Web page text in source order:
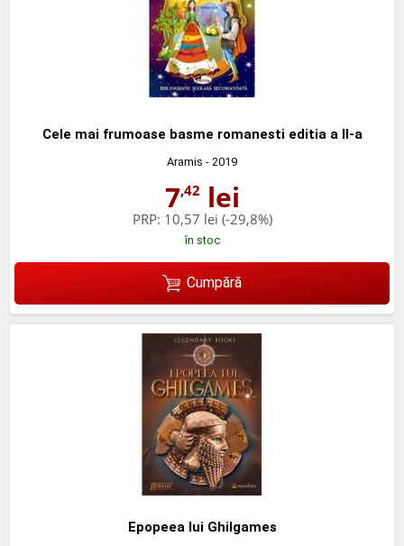
Cele mai frumoase basme romanesti editia a II-a
Aramis - 2019
7,42lei
PRP: 10,57 lei (-29,8%)
în stoc
Cumpără
Epopeea lui Ghilgames